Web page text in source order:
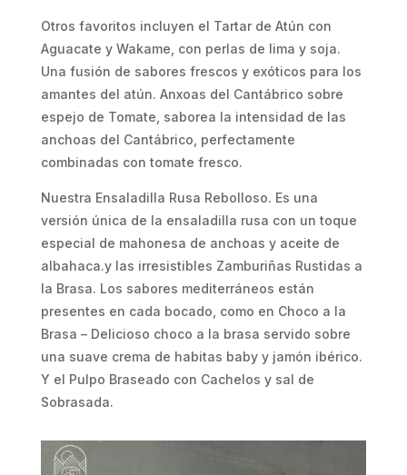
Otros favoritos incluyen el Tartar de Atún con
Aguacate y Wakame, con perlas de lima y soja.
Una fusión de sabores frescos y exóticos para los
amantes del atún. Anxoas del Cantábrico sobre
espejo de Tomate, saborea la intensidad de las
anchoas del Cantábrico, perfectamente
combinadas con tomate fresco.
Nuestra Ensaladilla Rusa Rebolloso. Es una
versión única de la ensaladilla rusa con un toque
especial de mahonesa de anchoas y aceite de
albahaca.y las irresistibles Zamburiñas Rustidas a
la Brasa. Los sabores mediterráneos están
presentes en cada bocado, como en Choco a la
Brasa – Delicioso choco a la brasa servido sobre
una suave crema de habitas baby y jamón ibérico.
Y el Pulpo Braseado con Cachelos y sal de
Sobrasada.